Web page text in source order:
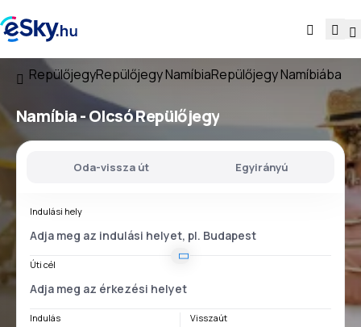
RepülőjegyRepülőjegy NamíbiaRepülőjegy Namíbiába
Namíbia - Olcsó Repülőjegy
Oda-vissza út Egyirányú
Indulási hely
Úti cél
Indulás Visszaút